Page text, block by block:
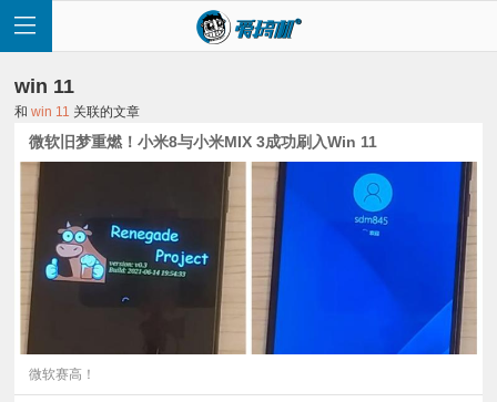
页
快
讯
win 11
和win 11 关联的文章
微软旧梦重燃！小米8与小米MIX 3成功刷入Win 11
微软赛高！